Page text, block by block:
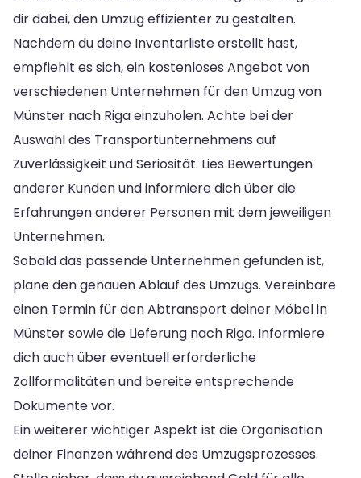
dir dabei, den Umzug effizienter zu gestalten.
Nachdem du deine Inventarliste erstellt hast,
empfiehlt es sich, ein kostenloses Angebot von
verschiedenen Unternehmen für den Umzug von
Münster nach Riga einzuholen. Achte bei der
Auswahl des Transportunternehmens auf
Zuverlässigkeit und Seriosität. Lies Bewertungen
anderer Kunden und informiere dich über die
Erfahrungen anderer Personen mit dem jeweiligen
Unternehmen.
Sobald das passende Unternehmen gefunden ist,
plane den genauen Ablauf des Umzugs. Vereinbare
einen Termin für den Abtransport deiner Möbel in
Münster sowie die Lieferung nach Riga. Informiere
dich auch über eventuell erforderliche
Zollformalitäten und bereite entsprechende
Dokumente vor.
Ein weiterer wichtiger Aspekt ist die Organisation
deiner Finanzen während des Umzugsprozesses.